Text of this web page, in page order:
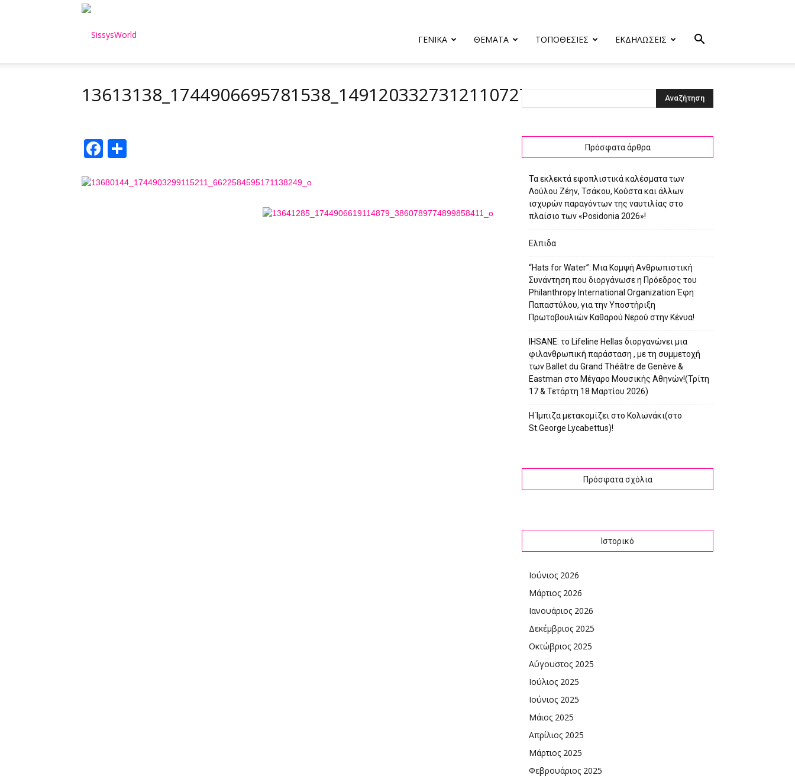
ΓΕΝΙΚΑ ΘΕΜΑΤΑ ΤΟΠΟΘΕΣΙΕΣ ΕΚΔΗΛΩΣΕΙΣ
13613138_1744906695781538_1491203327312110727_O
Facebook Πρόσφατα άρθρα
Τα εκλεκτά εφοπλιστικά καλέσματα των
Λούλου Ζέην, Τσάκου, Κούστα και άλλων
ισχυρών παραγόντων της ναυτιλίας στο
πλαίσιο των «Posidonia 2026»!
Ελπιδα
“Hats for Water”: Μια Κομψή Ανθρωπιστική
Συνάντηση που διοργάνωσε η Πρόεδρος του
Philanthropy International Organization Έφη
Παπαστύλου, για την Υποστήριξη
Πρωτοβουλιών Καθαρού Νερού στην Κένυα!
IHSANE: το Lifeline Hellas διοργανώνει μια
φιλανθρωπική παράσταση , με τη συμμετοχή
των Ballet du Grand Théâtre de Genève &
Eastman στο Μέγαρο Μουσικής Αθηνών!(Τρίτη
17 & Τετάρτη 18 Μαρτίου 2026)
Η Ίμπιζα μετακομίζει στο Κολωνάκι(στο
St.George Lycabettus)!
Πρόσφατα σχόλια
Ιστορικό
Ιούνιος 2026
Μάρτιος 2026
Ιανουάριος 2026
Δεκέμβριος 2025
Οκτώβριος 2025
Αύγουστος 2025
Ιούλιος 2025
Ιούνιος 2025
Μάιος 2025
Απρίλιος 2025
Μάρτιος 2025
Φεβρουάριος 2025